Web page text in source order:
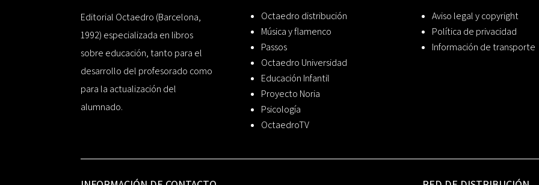
Editorial Octaedro (Barcelona,
1992) especializada en libros
sobre educación, tanto para el
desarrollo del profesorado como
para la actualización del
alumnado.
Octaedro distribución
Música y flamenco
Passos
Octaedro Universidad
Educación Infantil
Proyecto Noria
Psicología
OctaedroTV
Aviso legal y copyright
Política de privacidad
Información de transporte